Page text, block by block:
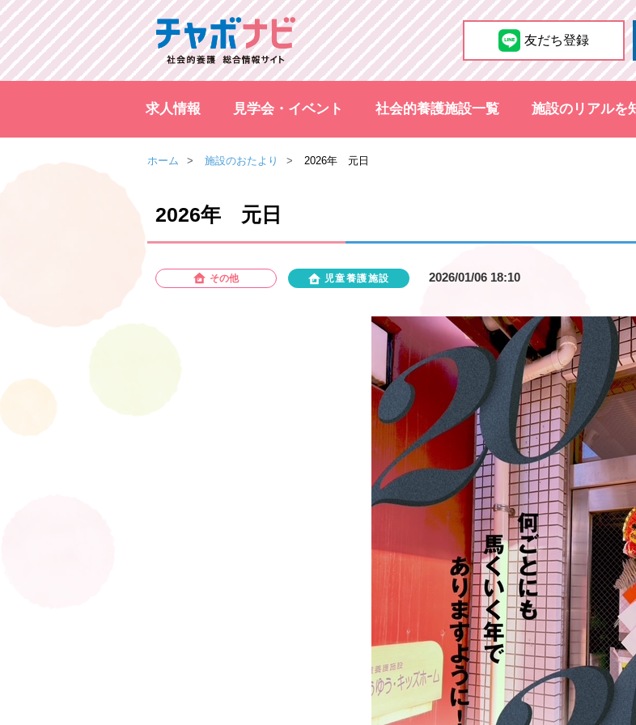
友だち登録
求人情報 見学会・イベント 社会的養護施設一覧 施設のリアルを
ホーム 施設のおたより 2026年 元日
2026年 元日
その他 児童養護施設 2026/01/06 18:10